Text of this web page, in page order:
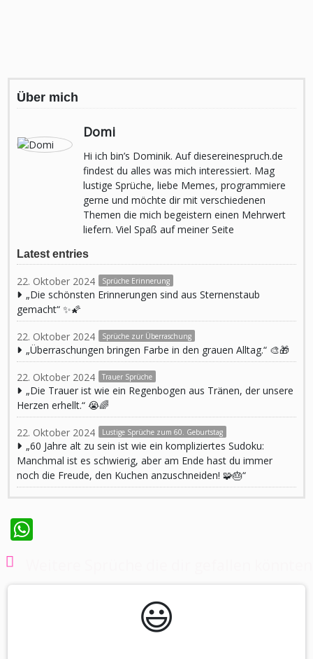
Über mich
Domi
Hi ich bin’s Dominik. Auf diesereinespruch.de
findest du alles was mich interessiert. Mag
lustige Sprüche, liebe Memes, programmiere
gerne und möchte dir mit verschiedenen
Themen die mich begeistern einen Mehrwert
liefern. Viel Spaß auf meiner Seite
Latest entries
22. Oktober 2024 Sprüche Erinnerung
„Die schönsten Erinnerungen sind aus Sternenstaub
gemacht“ ✨🌠
22. Oktober 2024 Sprüche zur Überraschung
„Überraschungen bringen Farbe in den grauen Alltag.“ 🎨🎁
22. Oktober 2024 Trauer Sprüche
„Die Trauer ist wie ein Regenbogen aus Tränen, der unsere
Herzen erhellt.“ 😭🌈
22. Oktober 2024 Lustige Sprüche zum 60. Geburtstag
„60 Jahre alt zu sein ist wie ein kompliziertes Sudoku:
Manchmal ist es schwierig, aber am Ende hast du immer
noch die Freude, den Kuchen anzuschneiden! 🧩🎂“
😃️